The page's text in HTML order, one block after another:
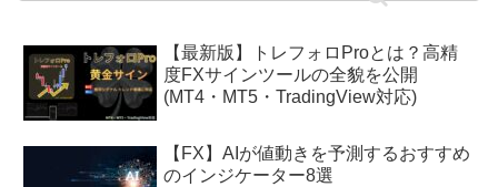
【最新版】トレフォロProとは？高精
度FXサインツールの全貌を公開
(MT4・MT5・TradingView対応)
【FX】AIが値動きを予測するおすすめ
のインジケーター8選